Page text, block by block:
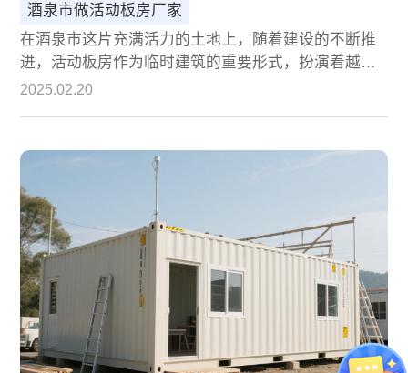
酒泉市做活动板房厂家
在酒泉市这片充满活力的土地上，随着建设的不断推
进，活动板房作为临时建筑的重要形式，扮演着越来
越重要的角色。它们不仅为建筑工地提供了便捷的办
呢？本文将带您深入了解这一行业，并重点介绍诚栋
这家在业界享有盛誉的企业。
2025.02.20